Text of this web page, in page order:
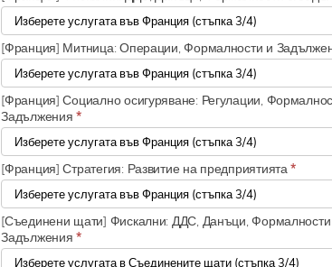
[Франция] Митница: Операции, Формалности и
[Франция] Социално осигуряване: Регулации,
Задължения*
[Франция] Стратегия: Развитие на предприятията*
[Съединени щати] Фискални: ДДС, Данъци,
Задължения*